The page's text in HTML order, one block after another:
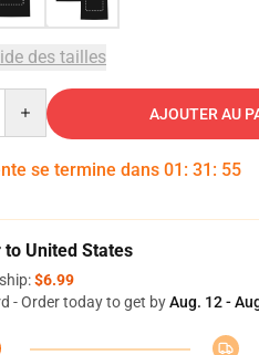
des tailles
AJOUTER AU
se termine dans 01 : 31 : 54
to United States
$6.99
- Order today to get byAug. 12 -